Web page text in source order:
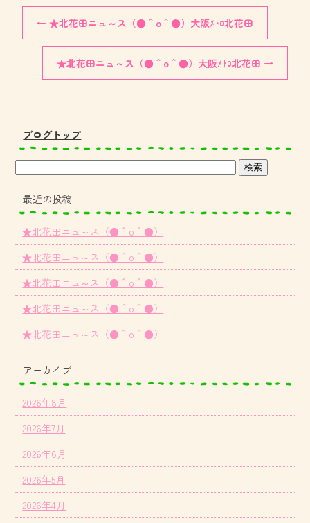
← ★北花田ニュ～ス（●＾o＾●）大阪ﾒﾄﾛ北花田
★北花田ニュ～ス（●＾o＾●）大阪ﾒﾄﾛ北花田 →
ブログトップ
最近の投稿
★北花田ニュ～ス（●＾o＾●）
★北花田ニュ～ス（●＾o＾●）
★北花田ニュ～ス（●＾o＾●）
★北花田ニュ～ス（●＾o＾●）
★北花田ニュ～ス（●＾o＾●）
アーカイブ
2026年8月
2026年7月
2026年6月
2026年5月
2026年4月